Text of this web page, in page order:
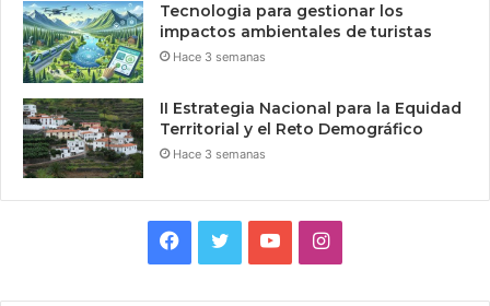
Tecnologia para gestionar los
impactos ambientales de turistas
Hace 3 semanas
II Estrategia Nacional para la Equidad
Territorial y el Reto Demográfico
Hace 3 semanas
Facebook
TwitterYouTubeInstagram